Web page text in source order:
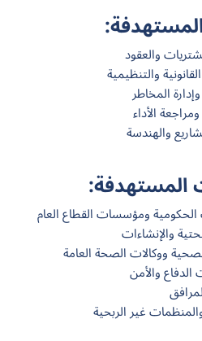
والعقود
والتنظيمية
المخاطر
الأداء
والهندسة
المستهدفة:
الحكومية ومؤسسات القطاع العام
والإنشاءات
ووكالات الصحة العامة
والأمن
غير الربحية